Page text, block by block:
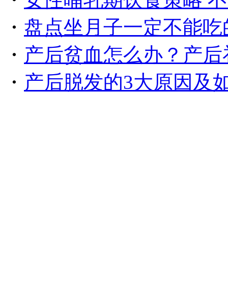
・ 盘点坐月子一定不能吃
・ 产后贫血怎么办？产
・ 产后脱发的3大原因及